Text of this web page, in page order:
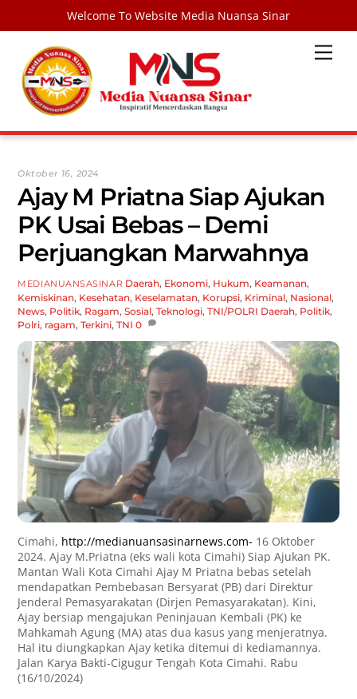
Welcome To Website Media Nuansa Sinar
content
Oktober 16, 2024
Ajay M Priatna Siap Ajukan
PK Usai Bebas – Demi
Perjuangkan Marwahnya
MEDIANUANSASINAR Daerah, Ekonomi, Hukum, Keamanan,
Kemiskinan, Kesehatan, Keselamatan, Korupsi, Kriminal, Nasional,
News, Politik, Ragam,Sosial,Teknologi,TNI/POLRI Daerah, Politik,
Polri, ragam,Terkini,TNI 0
Cimahi, http://medianuansasinarnews.com- 16 Oktober
2024. Ajay M.Priatna (eks wali kota Cimahi) Siap Ajukan PK.
Mantan Wali Kota Cimahi Ajay M Priatna bebas setelah
mendapatkan Pembebasan Bersyarat (PB) dari Direktur
Jenderal Pemasyarakatan (Dirjen Pemasyarakatan). Kini,
Ajay bersiap mengajukan Peninjauan Kembali (PK) ke
Mahkamah Agung (MA) atas dua kasus yang menjeratnya.
Hal itu diungkapkan Ajay ketika ditemui di kediamannya.
Jalan Karya Bakti-Cigugur Tengah Kota Cimahi. Rabu
(16/10/2024)